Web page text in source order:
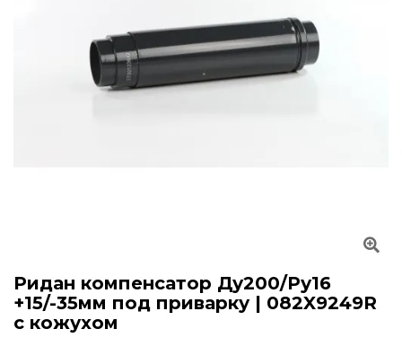
Ридан компенсатор Ду200/Ру16
+15/-35мм под приварку | 082X9249R
с кожухом